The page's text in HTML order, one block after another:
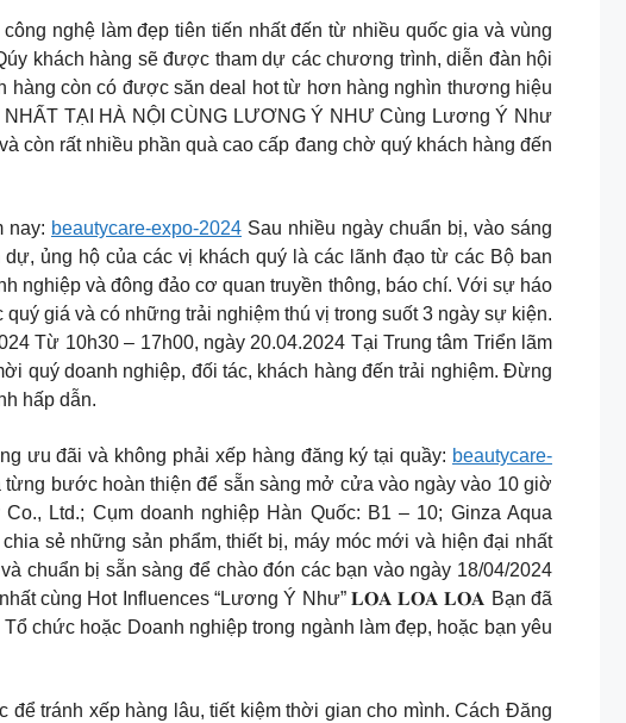
nghệ làm đẹp tiên tiến nhất đến từ nhiều quốc gia và vùng
khách hàng sẽ được tham dự các chương trình, diễn đàn hội
hàng còn có được săn deal hot từ hơn hàng nghìn thương hiệu
TẠI HÀ NỘI CÙNG LƯƠNG Ý NHƯ Cùng Lương Ý Như
còn rất nhiều phần quà cao cấp đang chờ quý khách hàng đến
nay: beautycare-expo-2024 Sau nhiều ngày chuẩn bị, vào sáng
ủng hộ của các vị khách quý là các lãnh đạo từ các Bộ ban
nghiệp và đông đảo cơ quan truyền thông, báo chí. Với sự háo
giá và có những trải nghiệm thú vị trong suốt 3 ngày sự kiện.
Từ 10h30 – 17h00, ngày 20.04.2024 Tại Trung tâm Triển lãm
quý doanh nghiệp, đối tác, khách hàng đến trải nghiệm. Đừng
hấp dẫn.
ưu đãi và không phải xếp hàng đăng ký tại quầy: beautycare-
bước hoàn thiện để sẵn sàng mở cửa vào ngày vào 10 giờ
Ltd.; Cụm doanh nghiệp Hàn Quốc: B1 – 10; Ginza Aqua
sẻ những sản phẩm, thiết bị, máy móc mới và hiện đại nhất
chuẩn bị sẵn sàng để chào đón các bạn vào ngày 18/04/2024
cùng Hot Influences “Lương Ý Như” 𝐋𝐎𝐀 𝐋𝐎𝐀 𝐋𝐎𝐀 Bạn đã
chức hoặc Doanh nghiệp trong ngành làm đẹp, hoặc bạn yêu
tránh xếp hàng lâu, tiết kiệm thời gian cho mình. Cách Đăng